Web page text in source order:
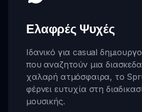
Ελαφρές Ψυχές
Ιδανικό για casual
που αναζητούν μια
χαλαρή ατμόσφαιρα, το
φέρνει ευτυχία στη
μουσικής.